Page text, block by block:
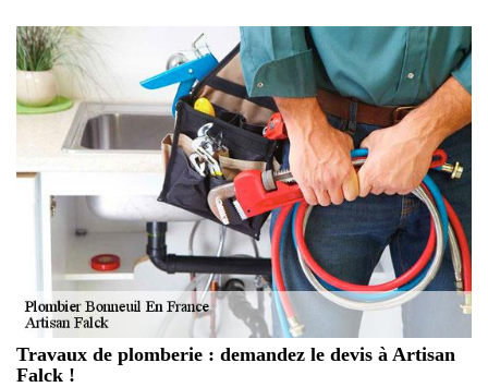
Travaux de plomberie : demandez le devis à Artisan
Falck !